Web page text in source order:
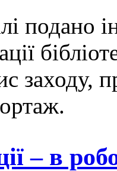
подано
заходу,
– в